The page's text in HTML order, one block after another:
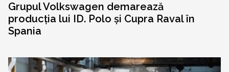
Grupul Volkswagen demarează
producția lui ID. Polo și Cupra Raval în
Spania